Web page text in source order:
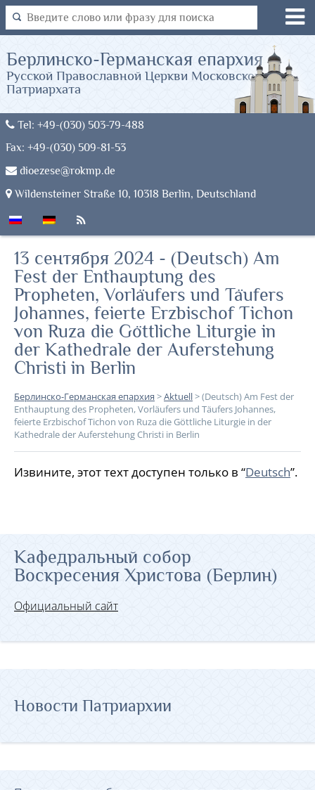
Tel: +49-(030) 503-79-488
Fax: +49-(030) 509-81-53
dioezese@rokmp.de
Wildensteiner Straße 10, 10318 Berlin, Deutschland
Берлинско-Германская епархия
Русской Православной Церкви Московского
Патриархата
13 сентября 2024 - (Deutsch) Am
Fest der Enthauptung des
Propheten, Vorläufers und Täufers
Johannes, feierte Erzbischof Tichon
von Ruza die Göttliche Liturgie in
der Kathedrale der Auferstehung
Christi in Berlin
Берлинско-Германская епархия >Aktuell>(Deutsch) Am Fest der
Enthauptung des Propheten, Vorläufers und Täufers Johannes,
feierte Erzbischof Tichon von Ruza die Göttliche Liturgie in der
Kathedrale der Auferstehung Christi in Berlin
Извините, этот техт доступен только в “Deutsch”.
Кафедральный собор
Воскресения Христова (Берлин)
Официальный сайт
Новости Патриархии